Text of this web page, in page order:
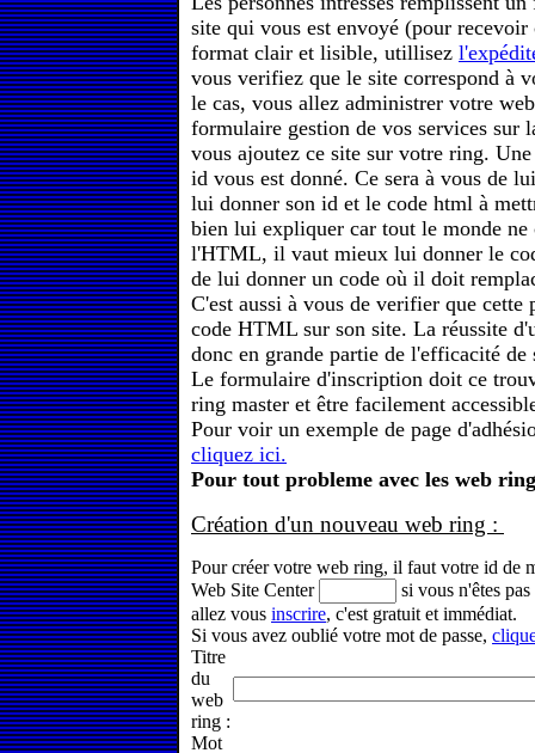
site qui vous est envoyé (pour recevoir
format clair et lisible, utillisez
vous verifiez que le site correspond à
le cas, vous allez administrer votre
formulaire gestion de vos services sur
vous ajoutez ce site sur votre ring.
id vous est donné. Ce sera à vous de
lui donner son id et le code html à
bien lui expliquer car tout le monde ne
l'HTML, il vaut mieux lui donner le
de lui donner un code où il doit
C'est aussi à vous de verifier que cette
code HTML sur son site. La réussite
donc en grande partie de l'efficacité de
Le formulaire d'inscription doit ce
ring master et être facilement
Pour voir un exemple de page
cliquez ici.
Pour tout probleme avec les web
Création d'un nouveau web ring :
Pour créer votre web ring, il faut votre id de
Web Site Center
si vous n'êtes
allez vous inscrire, c'est gratuit et immédiat.
Si vous avez oublié votre mot de passe,
Titre
du
web
ring :
Mot